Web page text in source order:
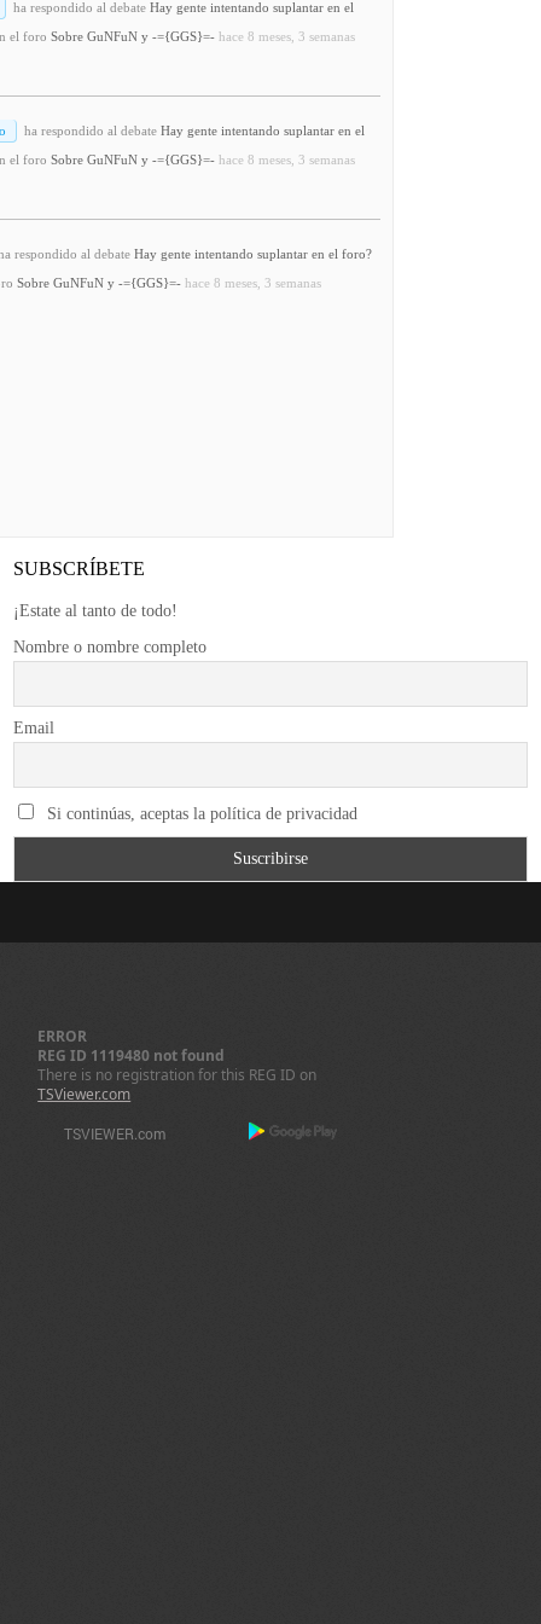
ha respondido al debate Hay gente intentando suplantar en el
el foro Sobre GuNFuN y -={GGS}=- hace 8 meses, 3 semanas
ha respondido al debate Hay gente intentando suplantar en el
el foro Sobre GuNFuN y -={GGS}=- hace 8 meses, 3 semanas
respondido al debate Hay gente intentando suplantar en el foro?
Sobre GuNFuN y -={GGS}=- hace 8 meses, 3 semanas
SUBSCRÍBETE
¡Estate al tanto de todo!
Nombre o nombre completo
Email
Si continúas, aceptas la política de privacidad
ERROR
REG ID 1119480 not found
There is no registration for this REG ID on
TSViewer.com